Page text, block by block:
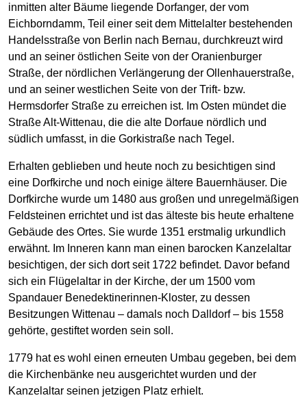
inmitten alter Bäume liegende Dorfanger, der vom
Eichborndamm, Teil einer seit dem Mittelalter bestehenden
Handelsstraße von Berlin nach Bernau, durchkreuzt wird
und an seiner östlichen Seite von der Oranienburger
Straße, der nördlichen Verlängerung der Ollenhauerstraße,
und an seiner westlichen Seite von der Trift- bzw.
Hermsdorfer Straße zu erreichen ist. Im Osten mündet die
Straße Alt-Wittenau, die die alte Dorfaue nördlich und
südlich umfasst, in die Gorkistraße nach Tegel.
Erhalten geblieben und heute noch zu besichtigen sind
eine Dorfkirche und noch einige ältere Bauernhäuser. Die
Dorfkirche wurde um 1480 aus großen und unregelmäßigen
Feldsteinen errichtet und ist das älteste bis heute erhaltene
Gebäude des Ortes. Sie wurde 1351 erstmalig urkundlich
erwähnt. Im Inneren kann man einen barocken Kanzelaltar
besichtigen, der sich dort seit 1722 befindet. Davor befand
sich ein Flügelaltar in der Kirche, der um 1500 vom
Spandauer Benedektinerinnen-Kloster, zu dessen
Besitzungen Wittenau – damals noch Dalldorf – bis 1558
gehörte, gestiftet worden sein soll.
1779 hat es wohl einen erneuten Umbau gegeben, bei dem
die Kirchenbänke neu ausgerichtet wurden und der
Kanzelaltar seinen jetzigen Platz erhielt.